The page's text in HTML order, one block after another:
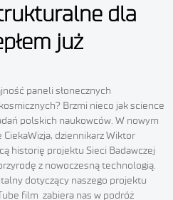
dla
już
paneli słonecznych
Brzmi nieco jak science
polskich naukowców. W nowym
dziennikarz Wiktor
historię projektu Sieci Badawczej
z nowoczesną technologią.
dotyczący naszego projektu
film zabiera nas w podróż